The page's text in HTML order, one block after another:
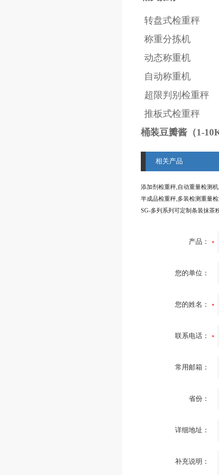
转盘式检重秤
称重分拣机
动态称重机
自动称重机
超限判别检重秤
推板式检重秤
桶装豆瓣酱（1-
相关产品
添加剂检重秤,自动重量检测
产品：
您的单位：
您的姓名：
联系电话：
常用邮箱：
省份：
详细地址：
补充说明：